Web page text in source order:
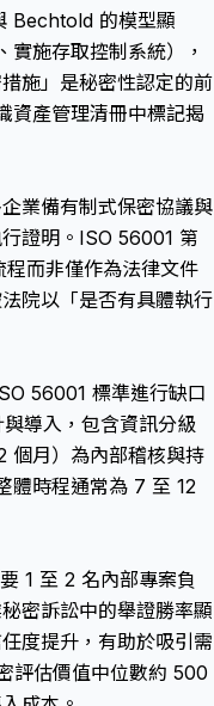
Bechtold 的模型顯
施存取控制系統），
施」是秘密性認定的前
資產管理清冊中標記揭
業備有制式保密協議與
證明。ISO 56001 第
程而非僅作為法律文件
院以「是否有具體執行
56001 標準進行缺口
導入，包含資訊分級
個月）為內部稽核與持
體時程通常為 7 至 12
1 至 2 名內部專案負
密訴訟中的舉證勝率顯
度提升，有助於吸引需
評估價值中位數約 500